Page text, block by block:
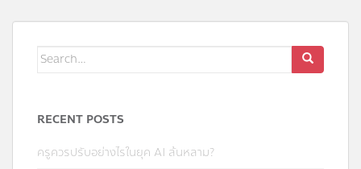
RECENT POSTS
ครูควรปรับอย่างไรในยุค AI ล้นหลาม?